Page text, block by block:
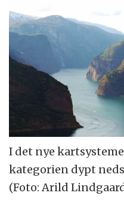
I det nye
kategorien dypt
(Foto: Arild